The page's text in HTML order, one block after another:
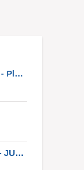
Técnico II - Técnico De Campo - Pleno
Técnico I - Técnico De Campo - JUNIOR